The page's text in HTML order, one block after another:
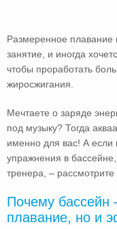
Размеренное плавание
занятие, и иногда
чтобы проработать
жиросжигания.
Мечтаете о заряде
под музыку? Тогда
именно для вас! А если
упражнения в
тренера, –
Почему бассейн
плавание, но и